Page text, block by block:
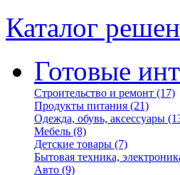
Каталог
Готовые
Строительство и ремонт (17)
Продукты питания (21)
Одежда, обувь, аксессуары
Мебель (8)
Детские товары (7)
Бытовая техника,
Авто (9)